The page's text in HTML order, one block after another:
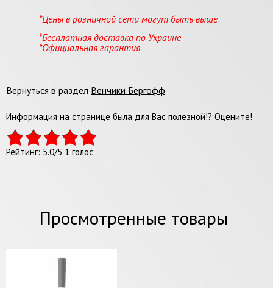
*Цены в розничной сети могут быть выше
*Бесплатная доставка по Украине
*Официальная гарантия
Вернуться в раздел Венчики Бергофф
Информация на странице была для Вас полезной!? Оцените!
Рейтинг: 5.0/5 1 голос
Просмотренные товары